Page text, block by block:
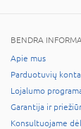
BENDRA
Apie mus
Parduotuvių
Lojalumo
Garantija ir
Konsultuojame